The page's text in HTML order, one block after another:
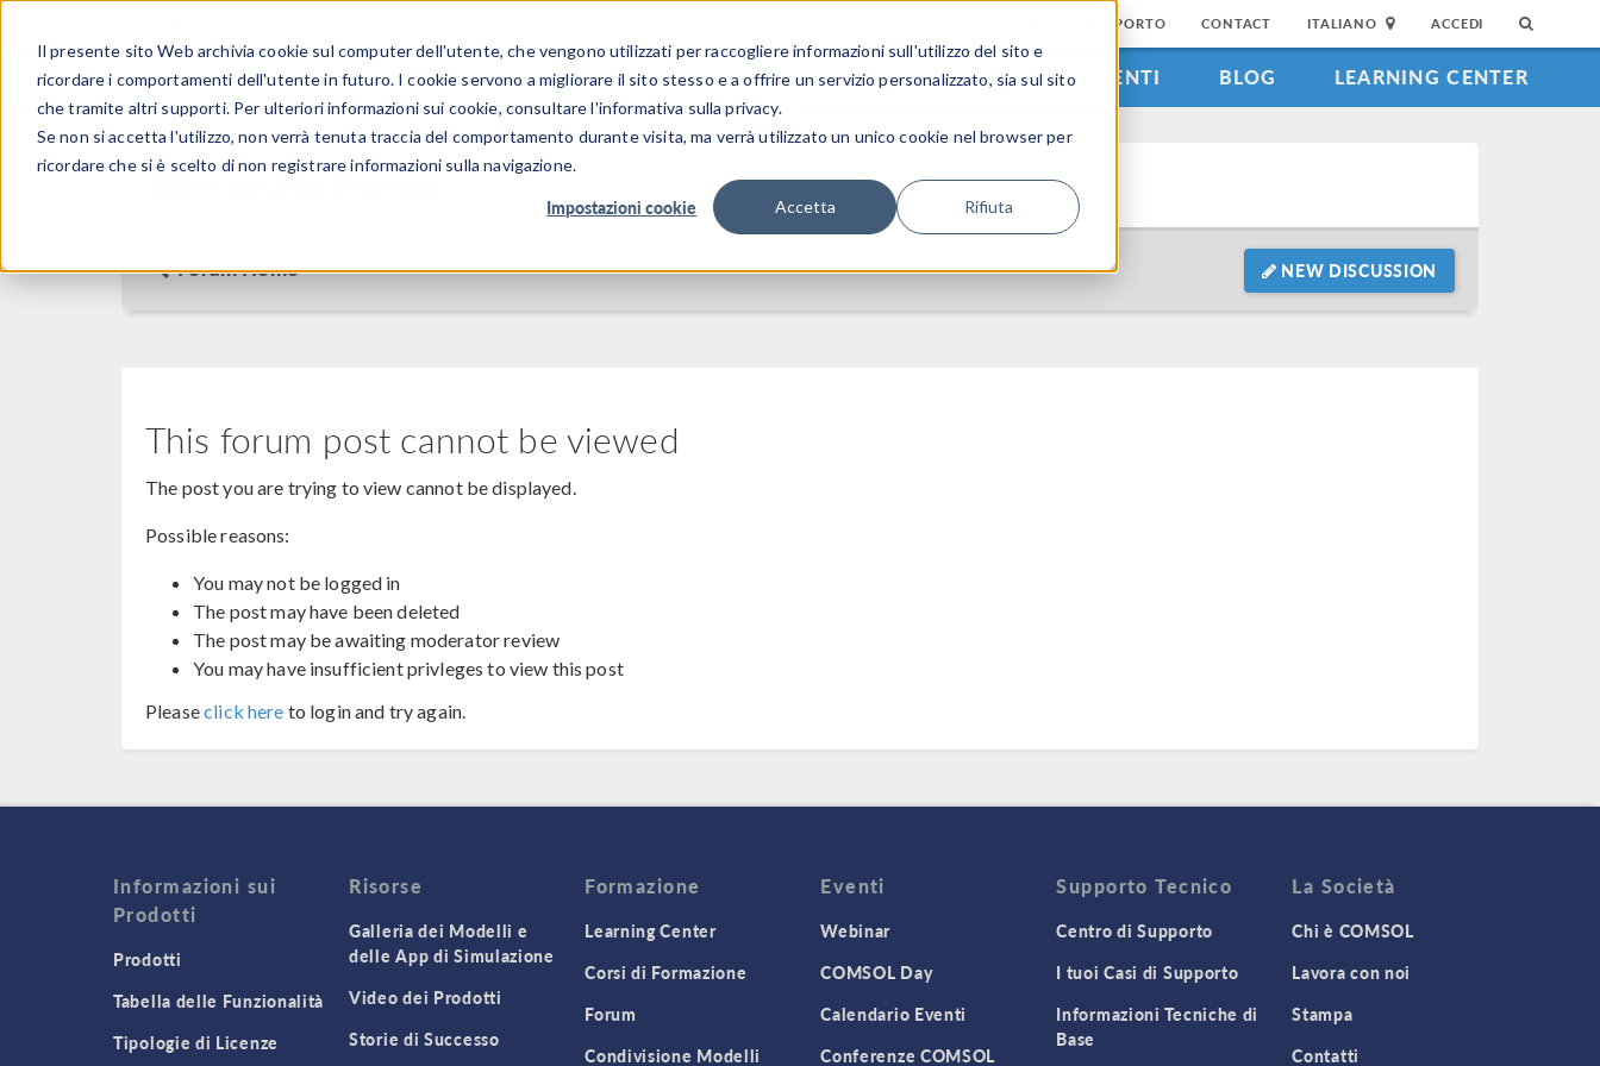
Il presente sito Web archivia cookie sul computer dell'utente, che vengono utilizzati per raccogliere informazioni sull'utilizzo del sito e
ricordare i comportamenti dell'utente in futuro. I cookie servono a migliorare il sito stesso e a offrire un servizio personalizzato, sia sul sito
che tramite altri supporti. Per ulteriori informazioni sui cookie, consultare l'informativa sulla privacy.
Se non si accetta l'utilizzo, non verrà tenuta traccia del comportamento durante visita, ma verrà utilizzato un unico cookie nel browser per
ricordare che si è scelto di non registrare informazioni sulla navigazione.
Impostazioni cookie Accetta Rifiuta
CENTRO DI SUPPORTO CONTACT ITALIANO ACCEDI
PRODOTTI SETTORI INDUSTRIALI GALLERIA DEI VIDEO EVENTI BLOG LEARNING CENTER
Discussion Forum
Forum Home NEW DISCUSSION
This forum post cannot be viewed
The post you are trying to view cannot be displayed.
Possible reasons:
You may not be logged in
The post may have been deleted
The post may be awaiting moderator review
You may have insufficient privleges to view this post
Pleaseclick here to login and try again.
Informazioni sui
Prodotti
Prodotti
Tabella delle Funzionalità
Tipologie di Licenze
Risorse
Galleria dei Modelli e
delle App di Simulazione
Video dei Prodotti
Storie di Successo
Formazione
Learning Center
Corsi di Formazione
Forum
Condivisione Modelli
Eventi
Webinar
COMSOL Day
Calendario Eventi
Conferenze COMSOL
Supporto Tecnico
Centro di Supporto
I tuoi Casi di Supporto
Informazioni Tecniche di
Base
La Società
Chi è COMSOL
Lavora con noi
Stampa
Contatti